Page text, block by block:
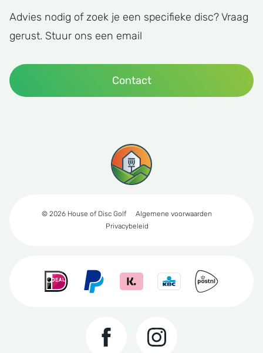
Advies nodig of zoek je een specifieke disc? Vraag
gerust. Stuur ons een email
Contact
© 2026 House of Disc Golf
Algemene voorwaarden
Privacybeleid